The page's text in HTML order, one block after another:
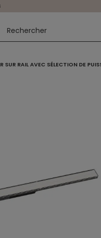
SUR RAIL AVEC SÉLECTION DE